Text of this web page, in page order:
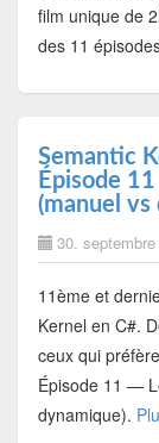
film unique de
des 11
Semantic
Épisode
(manuel vs
30.
11ème et
Kernel en C#.
ceux qui
Épisode 11 —
dynamique).